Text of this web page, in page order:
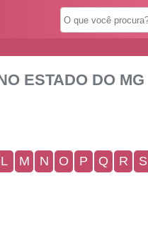
ESTADO DO MG
L M N O P Q R S